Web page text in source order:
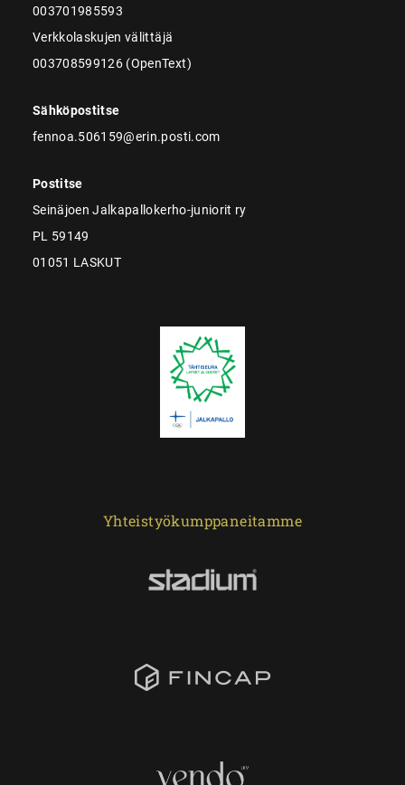
003701985593
Verkkolaskujen välittäjä
003708599126 (OpenText)
Sähköpostitse
fennoa.506159@erin.posti.com
Postitse
Seinäjoen Jalkapallokerho-juniorit ry
PL 59149
01051 LASKUT
Yhteistyökumppaneitamme